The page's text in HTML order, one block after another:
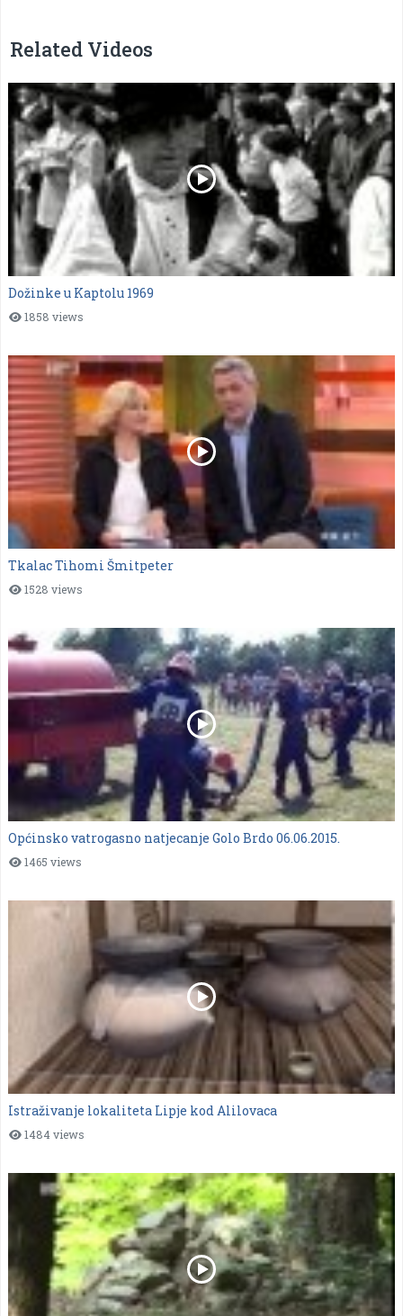
Related Videos
Dožinke u Kaptolu 1969
1858 views
Tkalac Tihomi Šmitpeter
1528 views
Općinsko vatrogasno natjecanje Golo Brdo 06.06.2015.
1465 views
Istraživanje lokaliteta Lipje kod Alilovaca
1484 views